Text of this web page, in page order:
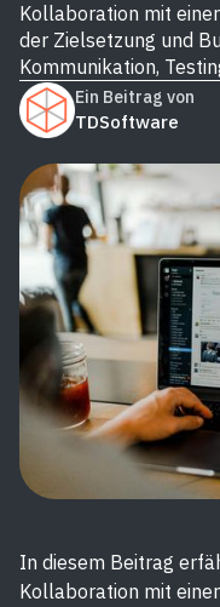
Kollaboration mit
der Zielsetzung und
Kommunikation,
Ein Beitrag von
TDSoftware
In diesem Beitrag
Kollaboration mit